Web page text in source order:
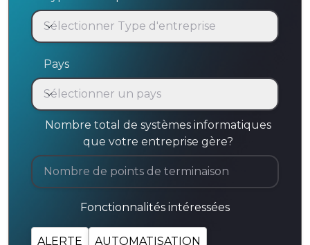
Sélectionner Type d'entreprise
Pays
Pays
Sélectionner un pays
Nombre total de systèmes informatiques
que votre entreprise gère?
Fonctionnalités intéressées
ALERTE AUTOMATISATION